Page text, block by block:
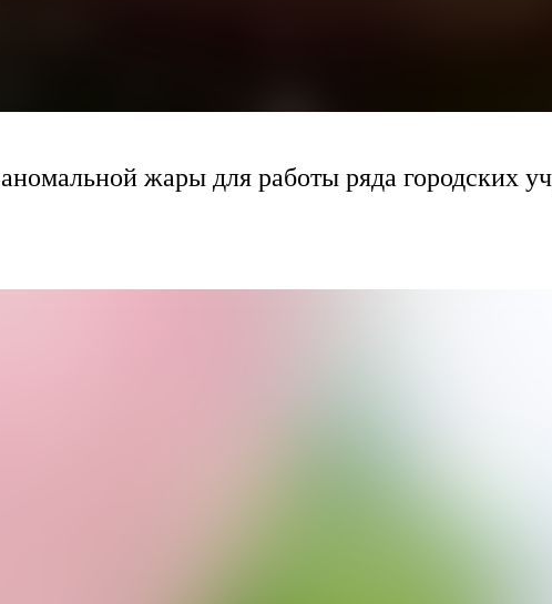
аномальной жары для работы ряда городских